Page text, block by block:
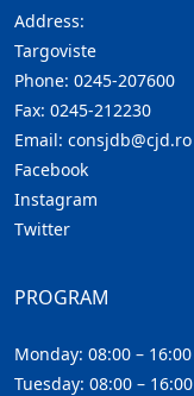
Address:
Targoviste
Phone: 0245-207600
Fax: 0245-212230
Email: consjdb@cjd.ro
Facebook
Instagram
Twitter
PROGRAM
Monday: 08:00 – 16:00
Tuesday: 08:00 – 16:00